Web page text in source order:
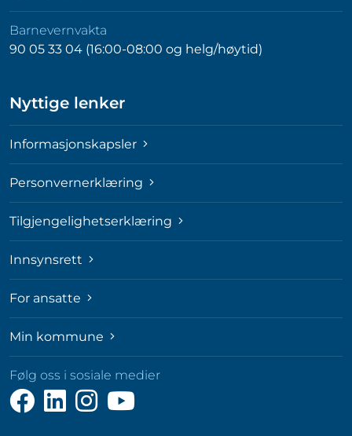
Barnevernvakta
90 05 33 04 (16:00-08:00 og helg/høytid)
Nyttige lenker
Informasjonskapsler
Personvernerklæring
Tilgjengelighetserklæring
Innsynsrett
For ansatte
Min kommune
Følg oss i sosiale medier
Følg
oss
Følg
oss
Følg
oss
Følg
oss